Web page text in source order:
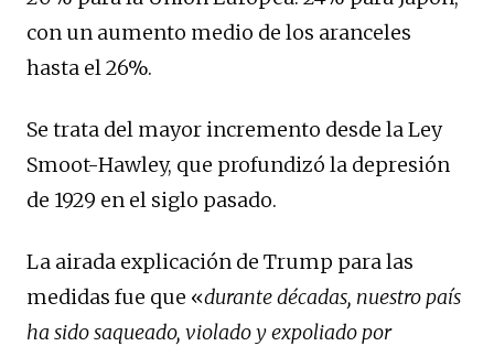
con un aumento medio de los aranceles
hasta el 26%.
Se trata del mayor incremento desde la Ley
Smoot-Hawley, que profundizó la depresión
de 1929 en el siglo pasado.
La airada explicación de Trump para las
medidas fue que «durante décadas, nuestro país
ha sido saqueado, violado y expoliado por